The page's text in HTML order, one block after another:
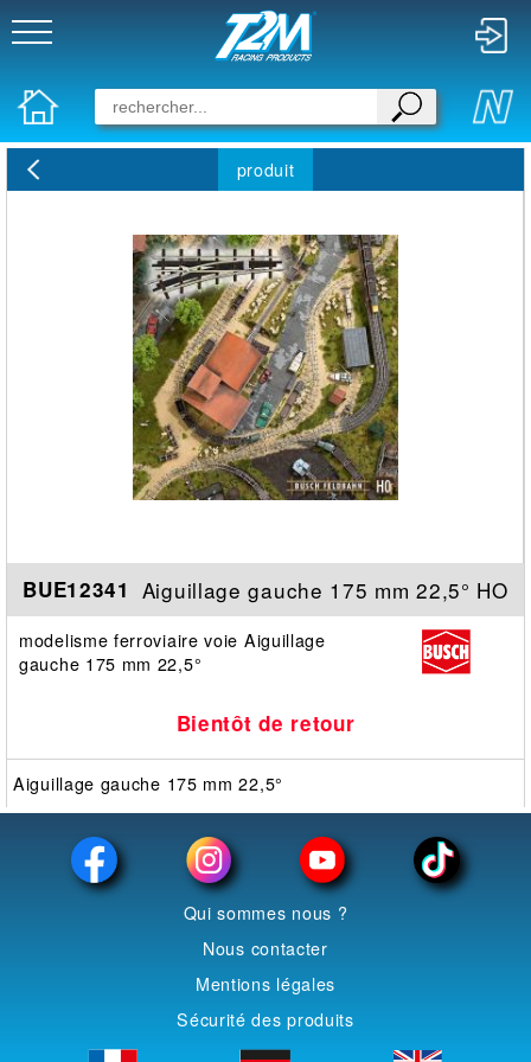
produit
BUE12341 Aiguillage gauche 175 mm 22,5° HO
modelisme ferroviaire voie Aiguillage
gauche 175 mm 22,5°
Bientôt de retour
Aiguillage gauche 175 mm 22,5°
Qui sommes nous ?
Nous contacter
Mentions légales
Sécurité des produits